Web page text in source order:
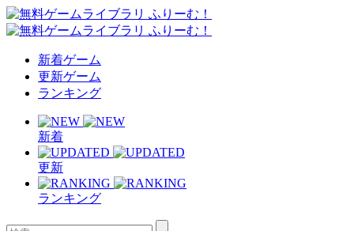
新着ゲーム
更新ゲーム
ランキング
新着
更新
ランキング